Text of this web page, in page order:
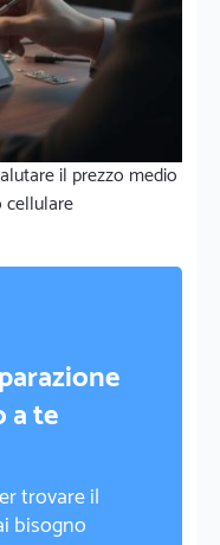
il prezzo medio
cellulare
a te
trovare il
bisogno